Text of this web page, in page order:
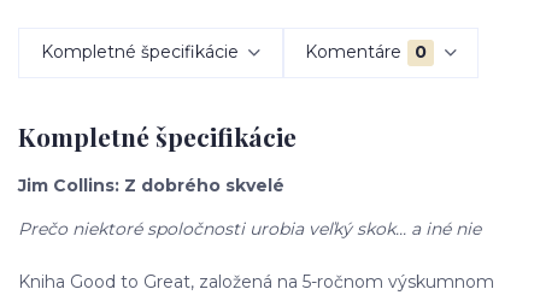
Kompletné špecifikácie Komentáre 0
Kompletné špecifikácie
Jim Collins: Z dobrého skvelé
Prečo niektoré spoločnosti urobia veľký skok... a iné nie
Kniha Good to Great, založená na 5-ročnom výskumnom